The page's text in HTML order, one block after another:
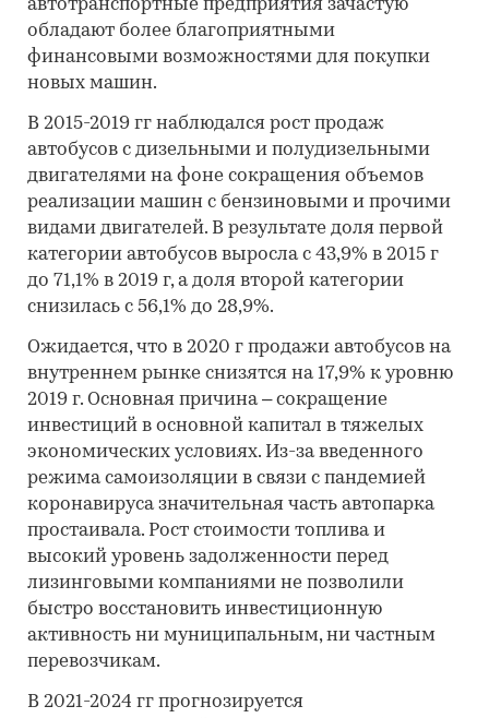
автотранспортные предприятия зачастую
обладают более благоприятными
финансовыми возможностями для покупки
новых машин.
В 2015-2019 гг наблюдался рост продаж
автобусов с дизельными и полудизельными
двигателями на фоне сокращения объемов
реализации машин с бензиновыми и прочими
видами двигателей. В результате доля первой
категории автобусов выросла с 43,9% в 2015 г
до 71,1% в 2019 г, а доля второй категории
снизилась с 56,1% до 28,9%.
Ожидается, что в 2020 г продажи автобусов на
внутреннем рынке снизятся на 17,9% к уровню
2019 г. Основная причина – сокращение
инвестиций в основной капитал в тяжелых
экономических условиях. Из-за введенного
режима самоизоляции в связи с пандемией
коронавируса значительная часть автопарка
простаивала. Рост стоимости топлива и
высокий уровень задолженности перед
лизинговыми компаниями не позволили
быстро восстановить инвестиционную
активность ни муниципальным, ни частным
перевозчикам.
В 2021-2024 гг прогнозируется